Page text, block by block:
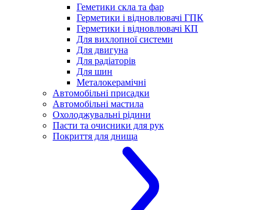
Геметики скла та фар
Герметики і відновлювачі ГПК
Герметики і відновлювачі КП
Для вихлопної системи
Для двигуна
Для радіаторів
Для шин
Металокерамічні
Автомобільні присадки
Автомобільні мастила
Охолоджувальні рідини
Пасти та очисники для рук
Покриття для днища